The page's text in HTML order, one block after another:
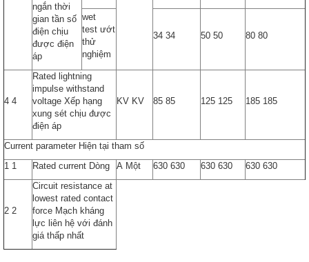
ngắn thời
gian tần số
điện chịu
được điện
áp
wet
test ướt
thử
nghiệm
34 34 50 50 80 80
4 4
Rated lightning
impulse withstand
voltage Xếp hạng
xung sét chịu được
điện áp
KV KV 85 85 125 125 185 185
Current parameter Hiện tại tham số
1 1
Rated current Dòng A Một 630 630 630 630 630 630
2 2
Circuit resistance at
lowest rated contact
force Mạch kháng
lực liên hệ với đánh
giá thấp nhất